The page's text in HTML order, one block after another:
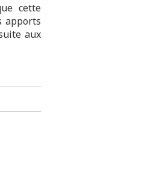
cette
apports
aux